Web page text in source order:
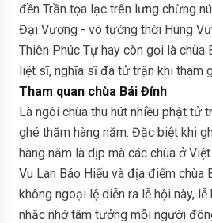
đền Trần tọa lạc trên lưng chừng
Đại Vương - võ tướng thời Hùng
Thiên Phúc Tự hay còn gọi là chùa
liệt sĩ, nghĩa sĩ đã tử trận khi tham
Tham quan chùa Bái Đính
Là ngôi chùa thu hút nhiều phật tử
ghé thăm hàng năm. Đặc biệt khi
hàng năm là dịp mà các chùa ở
Vu Lan Báo Hiếu và địa điểm chùa
không ngoại lệ diễn ra lễ hội này,
nhắc nhớ tâm tưởng mỗi người